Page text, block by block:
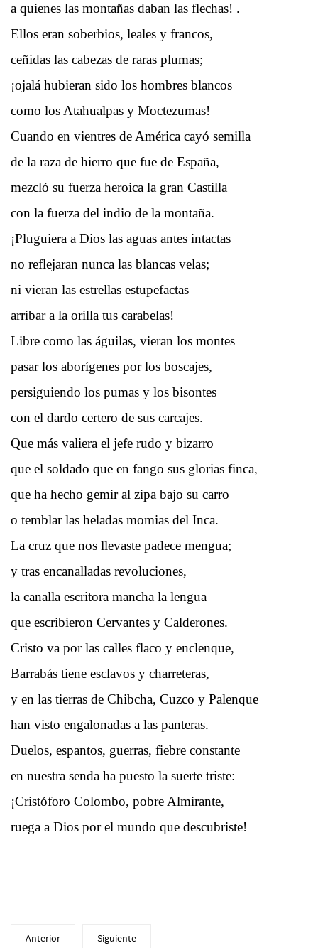
a quienes las montañas daban las flechas! .
Ellos eran soberbios, leales y francos,
ceñidas las cabezas de raras plumas;
¡ojalá hubieran sido los hombres blancos
como los Atahualpas y Moctezumas!
Cuando en vientres de América cayó semilla
de la raza de hierro que fue de España,
mezcló su fuerza heroica la gran Castilla
con la fuerza del indio de la montaña.
¡Pluguiera a Dios las aguas antes intactas
no reflejaran nunca las blancas velas;
ni vieran las estrellas estupefactas
arribar a la orilla tus carabelas!
Libre como las águilas, vieran los montes
pasar los aborígenes por los boscajes,
persiguiendo los pumas y los bisontes
con el dardo certero de sus carcajes.
Que más valiera el jefe rudo y bizarro
que el soldado que en fango sus glorias finca,
que ha hecho gemir al zipa bajo su carro
o temblar las heladas momias del Inca.
La cruz que nos llevaste padece mengua;
y tras encanalladas revoluciones,
la canalla escritora mancha la lengua
que escribieron Cervantes y Calderones.
Cristo va por las calles flaco y enclenque,
Barrabás tiene esclavos y charreteras,
y en las tierras de Chibcha, Cuzco y Palenque
han visto engalonadas a las panteras.
Duelos, espantos, guerras, fiebre constante
en nuestra senda ha puesto la suerte triste:
¡Cristóforo Colombo, pobre Almirante,
ruega a Dios por el mundo que descubriste!
Anterior Siguiente